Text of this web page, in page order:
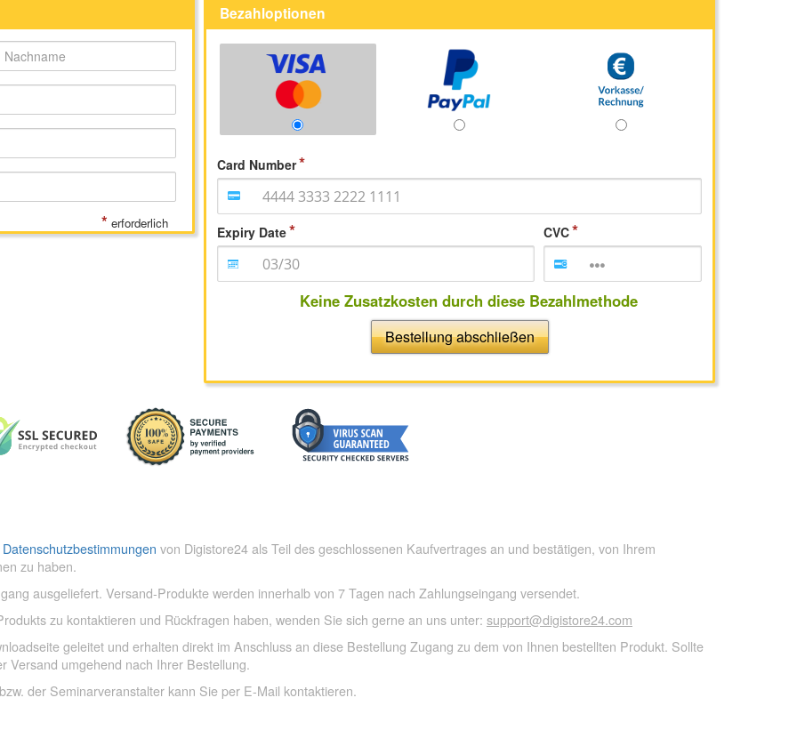
* erforderlich
Bezahloptionen
Card Number
Expiry Date CVC
Keine Zusatzkosten durch diese Bezahlmethode
Bestellung abschließen
Datenschutzbestimmungen von Digistore24 als Teil des geschlossenen Kaufvertrages an und bestätigen, von Ihrem
zu haben.
ausgeliefert. Versand-Produkte werden innerhalb von 7 Tagen nach Zahlungseingang versendet.
zu kontaktieren und Rückfragen haben, wenden Sie sich gerne an uns unter: support@digistore24.com
geleitet und erhalten direkt im Anschluss an diese Bestellung Zugang zu dem von Ihnen bestellten Produkt. Sollte
Versand umgehend nach Ihrer Bestellung.
der Seminarveranstalter kann Sie per E-Mail kontaktieren.